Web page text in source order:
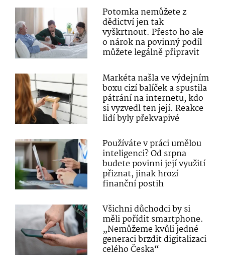
Potomka nemůžete z
dědictví jen tak
vyškrtnout. Přesto ho ale
o nárok na povinný podíl
můžete legálně připravit
Markéta našla ve výdejním
boxu cizí balíček a spustila
pátrání na internetu, kdo
si vyzvedl ten její. Reakce
lidí byly překvapivé
Používáte v práci umělou
inteligenci? Od srpna
budete povinni její využití
přiznat, jinak hrozí
finanční postih
Všichni důchodci by si
měli pořídit smartphone.
„Nemůžeme kvůli jedné
generaci brzdit digitalizaci
celého Česka“